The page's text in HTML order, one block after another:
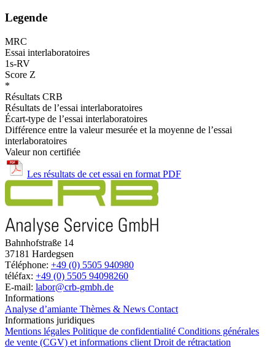
Legende
MRC
Essai interlaboratoires
1s-RV
Score Z
*
Résultats CRB
Résultats de l’essai interlaboratoires
Écart-type de l’essai interlaboratoires
Différence entre la valeur mesurée et la moyenne de l’essai
interlaboratoires
Valeur non certifiée
Les résultats de cet essai en format PDF
Bahnhofstraße 14
37181 Hardegsen
Téléphone: +49 (0) 5505 940980
téléfax: +49 (0) 5505 94098260
E-mail: labor@crb-gmbh.de
Informations
Analyse d’amiante Thèmes & News Contact
Informations juridiques
Mentions légales Politique de confidentialité Conditions générales
de vente (CGV) et informations client Droit de rétractation